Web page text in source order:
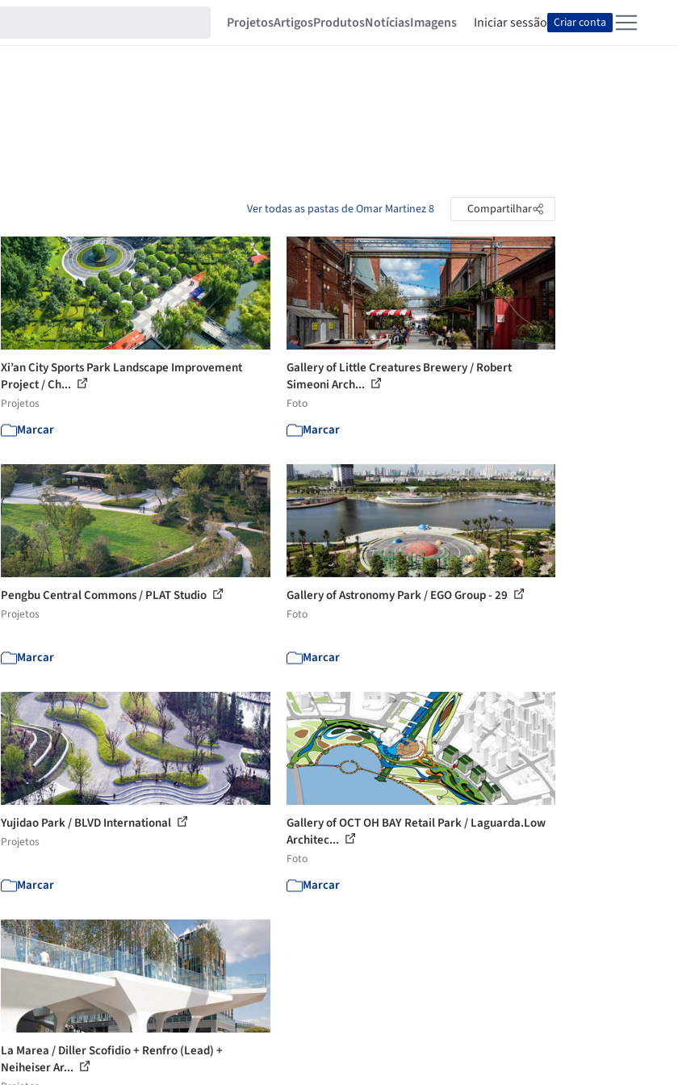
ProjetosArtigosProdutosNotíciasImagens Iniciar sessão Criar conta
Ver todas as pastas de Omar Martinez 8 Compartilhar
Xi’an City Sports Park Landscape Improvement
Project / Ch...
Projetos
Marcar
Gallery of Little Creatures Brewery / Robert
Simeoni Arch...
Foto
Marcar
Pengbu Central Commons / PLAT Studio
Projetos
Marcar
Gallery of Astronomy Park / EGO Group - 29
Foto
Marcar
Yujidao Park / BLVD International
Projetos
Marcar
Gallery of OCT OH BAY Retail Park / Laguarda.Low
Architec...
Foto
Marcar
La Marea / Diller Scofidio + Renfro (Lead) +
Neiheiser Ar...